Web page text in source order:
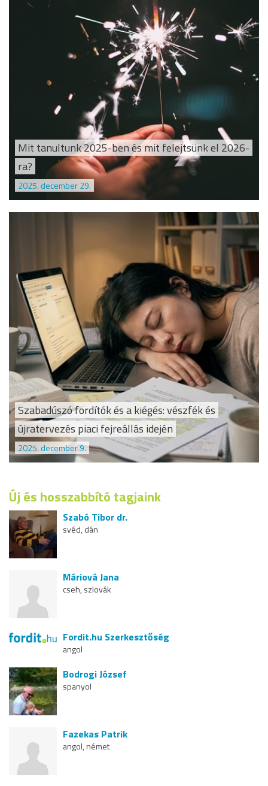
Mit tanultunk 2025-ben és mit felejtsünk el 2026-
ra?
2025. december 29.
Szabadúszó fordítók és a kiégés: vészfék és
újratervezés piaci fejreállás idején
2025. december 9.
Új és hosszabbító tagjaink
Szabó Tibor dr.
svéd, dán
Máriová Jana
cseh, szlovák
Fordit.hu Szerkesztőség
angol
Bodrogi József
spanyol
Fazekas Patrik
angol, német